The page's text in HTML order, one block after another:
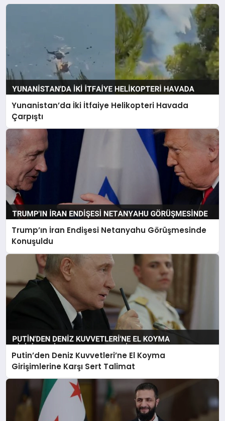
Yunanistan’da İki İtfaiye Helikopteri Havada
Çarpıştı
Trump’ın İran Endişesi Netanyahu Görüşmesinde
Konuşuldu
Putin’den Deniz Kuvvetleri’ne El Koyma
Girişimlerine Karşı Sert Talimat